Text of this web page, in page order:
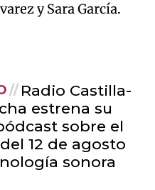
y Sara García.
Radio Castilla-
estrena su
sobre el
12 de agosto
sonora